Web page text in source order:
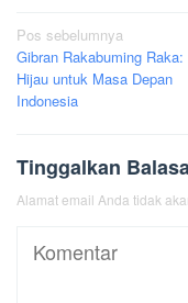
Navigasi
pos
Pos sebelumnya
Gibran Rakabuming Raka:
Hijau untuk Masa Depan
Indonesia
Tinggalkan
Alamat email Anda tidak